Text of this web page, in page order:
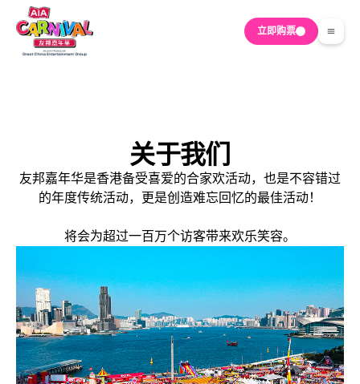
立即购票
关于我们
友邦嘉年华是香港备受喜爱的合家欢活动，也是不容错过
的年度传统活动，更是创造难忘回忆的最佳活动！
将会为超过一百万个访客带来欢乐笑容。